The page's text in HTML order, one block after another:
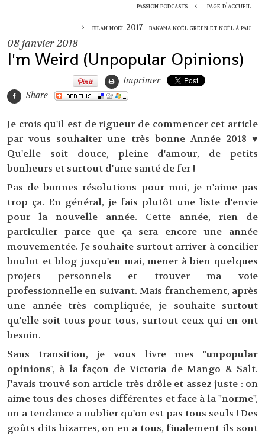
passion podcasts page d'accueil
bilan noël 2017 - banana noël green et noël à pau
08 janvier 2018
I'm Weird (Unpopular Opinions)
Imprimer
Share
Je crois qu'il est de rigueur de commencer cet article
par vous souhaiter une très bonne Année 2018 ♥
Qu'elle soit douce, pleine d'amour, de petits
bonheurs et surtout d'une santé de fer !
Pas de bonnes résolutions pour moi, je n'aime pas
trop ça. En général, je fais plutôt une liste d'envie
pour la nouvelle année. Cette année, rien de
particulier parce que ça sera encore une année
mouvementée. Je souhaite surtout arriver à concilier
boulot et blog jusqu'en mai, mener à bien quelques
projets personnels et trouver ma voie
professionnelle en suivant. Mais franchement, après
une année très compliquée, je souhaite surtout
qu'elle soit tous pour tous, surtout ceux qui en ont
besoin.
Sans transition, je vous livre mes "unpopular
opinions", à la façon deVictoria de Mango & Salt.
J'avais trouvé son article très drôle et assez juste : on
aime tous des choses différentes et face à la "norme",
on a tendance a oublier qu'on est pas tous seuls ! Des
goûts dits bizarres, on en a tous, finalement ils sont